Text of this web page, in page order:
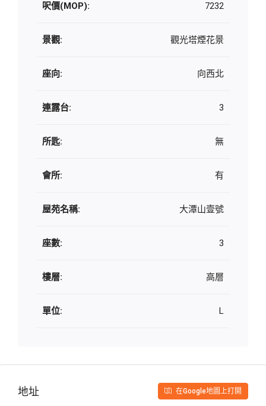
呎價(MOP): 7232
景觀: 觀光塔煙花景
座向: 向西北
連露台: 3
所匙: 無
會所: 有
屋苑名稱: 大潭山壹號
座數: 3
樓層: 高層
單位: L
地址 在Google地圖上打開